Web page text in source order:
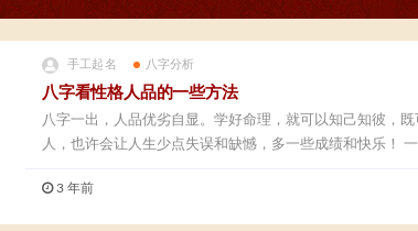
手工起名 八字分析
八字看性格人品的一些方法
八字一出，人品优劣自显。学好命理，就可以知己知彼，
人，也许会让人生少点失误和缺憾，多一些成绩和快乐！
3 年前